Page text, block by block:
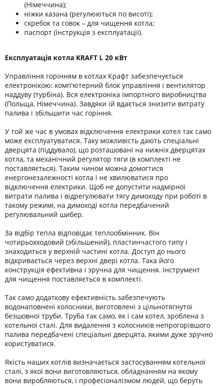
(Німеччина);
ніжки казана (регулюються по висоті);
скребок та совок – для чищення котла;
паспорт (інструкція з експлуатації).
Експлуатація котла KRAFT L 20 кВт
Управління горінням в котлах Крафт забезпечується
електронікою: комп'ютерний блок управління і вентилятор
наддуву (турбіна). Вся електроніка імпортного виробництва
(Польща, Німеччина). Завдяки їй вдається знизити витрату
палива і збільшити час горіння.
У той же час в умовах відключення електрики котел так само
може експлуатуватися. Таку можливість дають спеціальні
дверцята (піддувало), що розташовані на нижніх дверцятах
котла, та механічний регулятор тяги (в комплекті не
поставляється). Таким чином можна домогтися
енергонезалежності котла і не хвилюватися про
відключення електрики. Щоб не допустити надмірної
витрати палива і відрегулювати тягу димоходу при роботі в
такому режимі, на димоході котла передбачений
регулювальний шибер.
За відбір тепла відповідає теплообмінник. Він
чотирьохходовий (збільшений), пластинчастого типу і
знаходиться у верхній частині котла. Доступ до нього
відкривається через верхні двері котла. Така його
конструкція ефективна і зручна для чищення. Інструмент
для чищення поставляється в комплекті.
Так само додаткову ефективність забезпечують
водонаповнені колосники, виготовлені з цільнотягнутої
безшовної труби. Труба так само, як і сам котел, зроблена з
котельної сталі. Для видалення з колосників непрогорівшого
палива передбачені спеціальні дверцята, якими дуже зручно
користуватися.
Якість наших котлів визначається застосуванням котельної
сталі, з якої вони виготовляються, обладнанням на якому
вони виробляються, і професіоналізмом людей, що беруть